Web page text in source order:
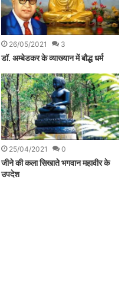
26/05/2021 3
डॉ. अम्बेडकर के व्याख्यान में बौद्ध धर्म
25/04/2021 0
जीने की कला सिखाते भगवान महावीर के
उपदेश